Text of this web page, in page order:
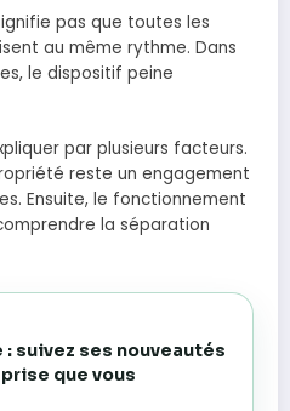
pas que toutes les
au même rythme. Dans
le dispositif peine
par plusieurs facteurs.
reste un engagement
Ensuite, le fonctionnement
la séparation
suivez ses nouveautés
que vous